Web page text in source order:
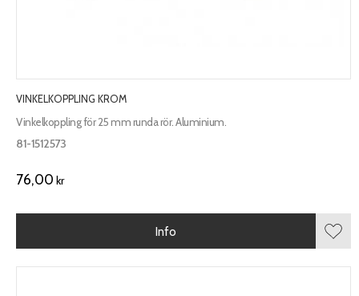
VINKELKOPPLING KROM
Vinkelkoppling för 25 mm runda rör. Aluminium.
81-1512573
76,00 kr
Info